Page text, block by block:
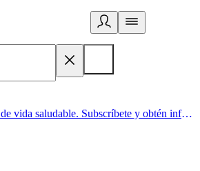
Acá comienza un estilo de vida saludable. Subscríbete y obtén información de primera mano